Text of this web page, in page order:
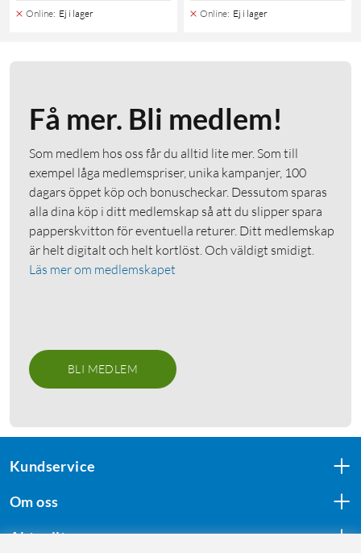
Online: Ej i lager Online: Ej i lager
Få mer. Bli medlem!
Som medlem hos oss får du alltid lite mer. Som till
exempel låga medlemspriser, unika kampanjer, 100
dagars öppet köp och bonuscheckar. Dessutom sparas
alla dina köp i ditt medlemskap så att du slipper spara
papperskvitton för eventuella returer. Ditt medlemskap
är helt digitalt och helt kortlöst. Och väldigt smidigt.
Läs mer om medlemskapet
BLI MEDLEM
Kundservice
Om oss
Aktuellt